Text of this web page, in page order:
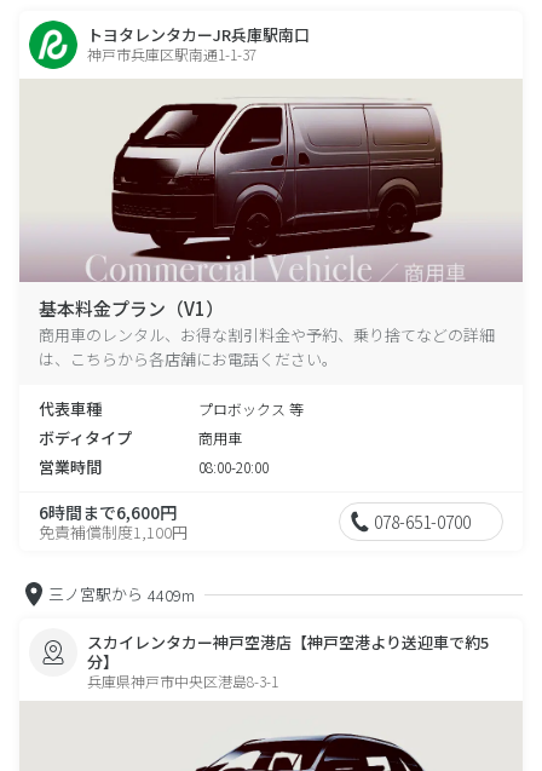
トヨタレンタカーJR兵庫駅南口
神戸市兵庫区駅南通1-1-37
基本料金プラン（V1）
商用車のレンタル、お得な割引料金や予約、乗り捨てなどの詳細
は、こちらから各店舗にお電話ください。
代表車種 プロボックス 等
ボディタイプ 商用車
営業時間 08:00-20:00
6時間まで6,600円
免責補償制度1,100円 078-651-0700
三ノ宮駅から 4409m
スカイレンタカー神戸空港店【神戸空港より送迎車で約5
分】
兵庫県神戸市中央区港島8-3-1